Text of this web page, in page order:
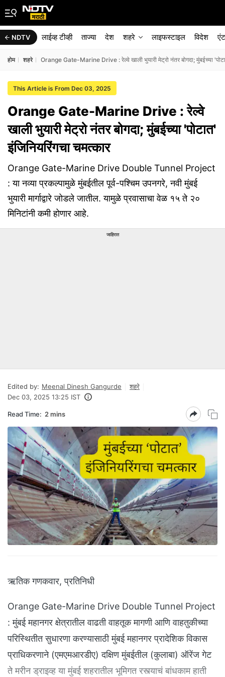
NDTV लाईव्ह टीव्ही ताज्या देश शहरे लाइफस्टाइल विदेश
होम शहरे Orange Gate-Marine Drive : रेल्वे खाली भुयारी मेट्रो नंतर बोगदा; मुंबईच्या
This Article is From Dec 03, 2025
Orange Gate-Marine Drive : रेल्वे
खाली भुयारी मेट्रो नंतर बोगदा; मुंबईच्या 'पोटात'
इंजिनियरिंगचा चमत्कार
Orange Gate-Marine Drive Double Tunnel Project
: या नव्या प्रकल्पामुळे मुंबईतील पूर्व-पश्चिम उपनगरे, नवी मुंबई
भुयारी मार्गाद्वारे जोडले जातील. यामुळे प्रवासाचा वेळ १५ ते २०
मिनिटांनी कमी होणार आहे.
जाहिरात
Edited by: Meenal Dinesh Gangurde
शहरे
Dec 03, 2025 13:25 IST
Read Time: 2 mins
ऋतिक गणकवार, प्रतिनिधी
Orange Gate-Marine Drive Double Tunnel Project
: मुंबई महानगर क्षेत्रातील वाढती वाहतूक मागणी आणि वाहतुकीच्या
परिस्थितीत सुधारणा करण्यासाठी मुंबई महानगर प्रादेशिक विकास
प्राधिकरणाने (एमएमआरडीए) दक्षिण मुंबईतील (कुलाबा) ऑरेंज गेट
ते मरीन ड्राइव्ह या मुंबई शहरातील भूमिगत रस्त्याचं बांधकाम हाती